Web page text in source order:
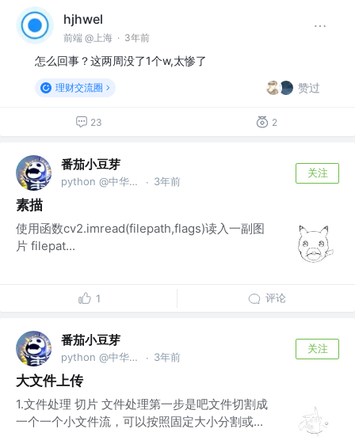
hjhwel
前端 @上海 · 3年前
怎么回事？这两周没了1个w,太惨了
理财交流圈 赞过
23 2
番茄小豆芽
python @中华第一公司 · 3年前
关注
素描
使用函数cv2.imread(filepath,flags)读入一副图
片 filepat...
1 评论
番茄小豆芽
python @中华第一公司 · 3年前
关注
大文件上传
1.文件处理 切片 文件处理第一步是吧文件切割成
一个一个小文件流，可以按照固定大小分割或...